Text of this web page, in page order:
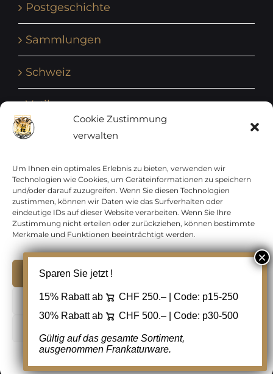
Cookie Zustimmung
verwalten
Um Ihnen ein optimales Erlebnis zu bieten, verwenden wir
Technologien wie Cookies, um Geräteinformationen zu speichern
und/oder darauf zuzugreifen. Wenn Sie diesen Technologien
zustimmen, können wir Daten wie das Surfverhalten oder
eindeutige IDs auf dieser Website verarbeiten. Wenn Sie Ihre
Zustimmung nicht erteilen oder zurückziehen, können bestimmte
Merkmale und Funktionen beeinträchtigt werden.
Ablehnen
Postgeschichte
Sammlungen
Schweiz
Vatikan
Vereinte Nationen
Vorphilatelie
Zensurbelege Österreich
Zensurbelege Schweiz
Copyright 2012 - 2024 URAY GmbH | All Rights
Reserved |
PCI Data Security Standards |
Facebook
Sparen Sie jetzt !
15% Rabatt ab CHF 250.– | Code: p15-250
30% Rabatt ab
CHF 500.– | Code: p30-500
Gültig auf das gesamte Sortiment,
ausgenommen Frankaturware.